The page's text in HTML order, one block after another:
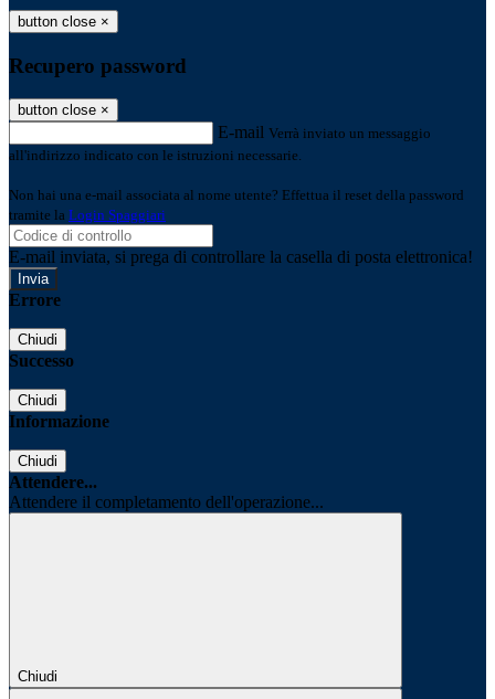
button close ×
Recupero password
button close ×
E-mail Verrà inviato un messaggio
all'indirizzo indicato con le istruzioni necessarie.
Non hai una e-mail associata al nome utente? Effettua il reset della password
tramite la Login Spaggiari
E-mail inviata, si prega di controllare la casella di posta elettronica!
Errore
Chiudi
Successo
Chiudi
Informazione
Chiudi
Attendere...
Attendere il completamento dell'operazione...
Chiudi